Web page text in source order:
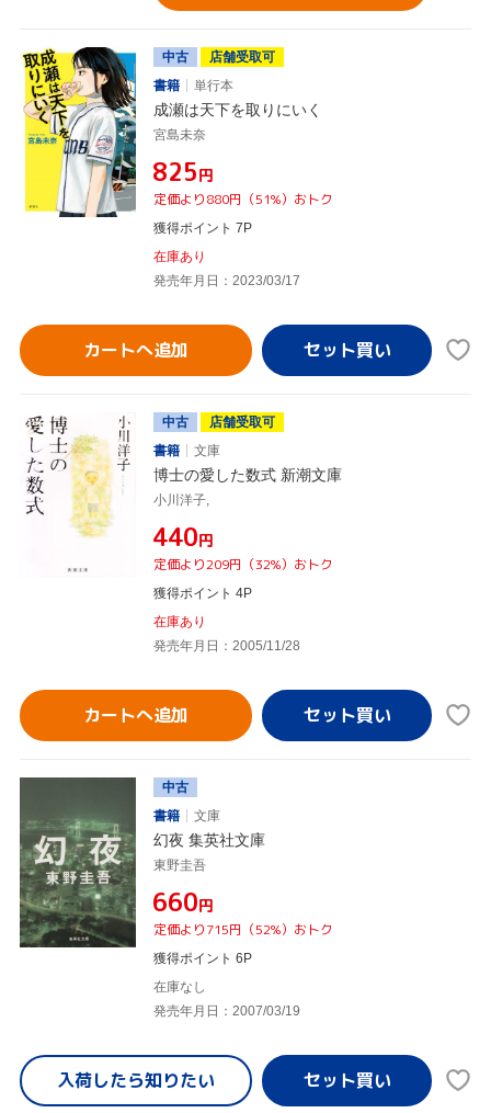
中古
店舗受取可
書籍
単行本
成瀬は天下を取りにいく
宮島未奈
¥825円
定価より880円（51%）おトク
獲得ポイント 7P
在庫あり
発売年月日：2023/03/17
カートへ追加
中古
店舗受取可
書籍
文庫
博士の愛した数式 新潮文庫
小川洋子,
¥440円
定価より209円（32%）おトク
獲得ポイント 4P
在庫あり
発売年月日：2005/11/28
カートへ追加
中古
書籍
文庫
幻夜 集英社文庫
東野圭吾
¥660円
定価より715円（52%）おトク
獲得ポイント 6P
在庫なし
発売年月日：2007/03/19
入荷したら知りたい